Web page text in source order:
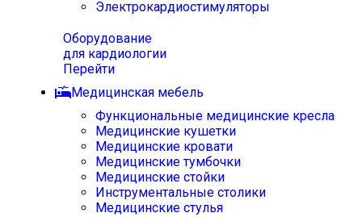
Электрокардиостимуляторы
Оборудование
для кардиологии
Перейти
Медицинская мебель
Функциональные медицинские кресла
Медицинские кушетки
Медицинские кровати
Медицинские тумбочки
Медицинские стойки
Инструментальные столики
Медицинские стулья